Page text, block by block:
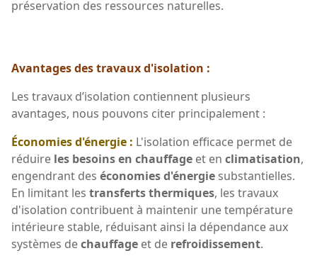
préservation des ressources naturelles.
Avantages des travaux d'isolation :
Les travaux d’isolation contiennent plusieurs
avantages, nous pouvons citer principalement :
Économies d'énergie : L'isolation efficace permet de
réduire les besoins en chauffage et en climatisation,
engendrant des économies d'énergie substantielles.
En limitant les transferts thermiques, les travaux
d'isolation contribuent à maintenir une température
intérieure stable, réduisant ainsi la dépendance aux
systèmes dechauffage et de refroidissement.